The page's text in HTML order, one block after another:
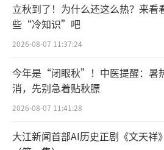
立秋到了！为什么还这么热？来看
些“冷知识”吧
2026-08-07 11:37:24
今年是“闭眼秋”！中医提醒：暑
消，先别急着贴秋膘
2026-08-07 11:41:28
大江新闻首部AI历史正剧《文天祥》